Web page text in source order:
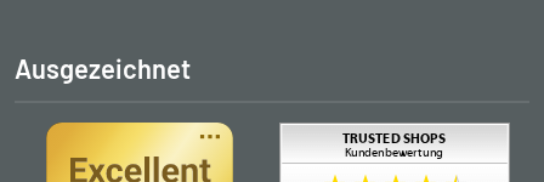
Ausgezeichnet